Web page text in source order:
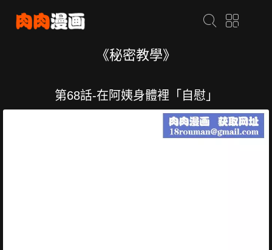
《秘密教學》
第68話-在阿姨身體裡「自慰」